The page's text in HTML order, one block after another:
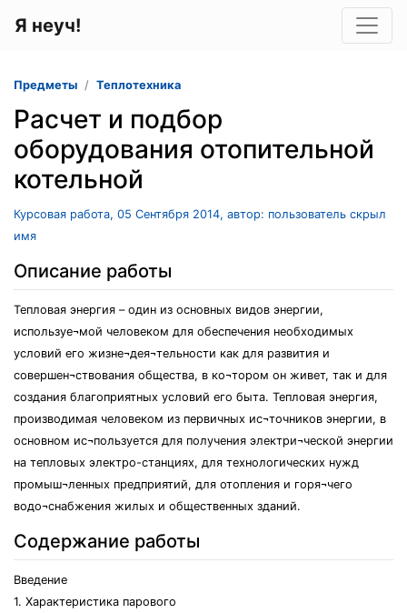
Я неуч!
Предметы Теплотехника
Расчет и подбор
оборудования отопительной
котельной
Курсовая работа, 05 Сентября 2014, автор: пользователь скрыл
имя
Описание работы
Тепловая энергия – один из основных видов энергии,
используе¬мой человеком для обеспечения необходимых
условий его жизне¬дея¬тельности как для развития и
совершен¬ствования общества, в ко¬тором он живет, так и для
создания благоприятных условий его быта. Тепловая энергия,
производимая человеком из первичных ис¬точников энергии, в
основном ис¬пользуется для получения электри¬ческой энергии
на тепловых электро-станциях, для технологических нужд
промыш¬ленных предприятий, для отопления и горя¬чего
водо¬снабжения жилых и общественных зданий.
Содержание работы
Введение
1. Характеристика парового